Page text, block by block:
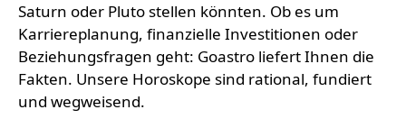
Saturn oder Pluto stellen könnten. Ob es um
Karriereplanung, finanzielle Investitionen oder
Beziehungsfragen geht: Goastro liefert Ihnen die
Fakten. Unsere Horoskope sind rational, fundiert
und wegweisend.